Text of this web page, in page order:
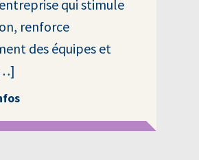
qui stimule
renforce
des équipes et